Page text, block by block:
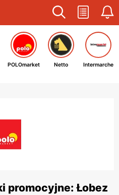
POLOmarket Netto Intermarche
promocyjne: Łobez